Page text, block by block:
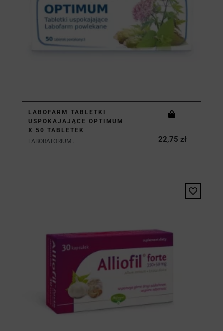
LABOFARM TABLETKI
USPOKAJAJĄCE OPTIMUM
X 50 TABLETEK
LABORATORIUM...
22,75 zł